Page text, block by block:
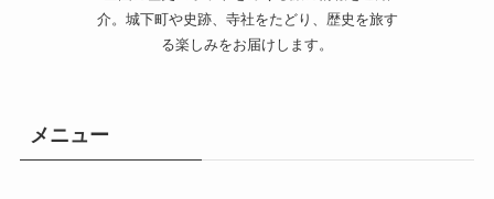
介。城下町や史跡、寺社をたどり、歴史を旅す
る楽しみをお届けします。
メニュー